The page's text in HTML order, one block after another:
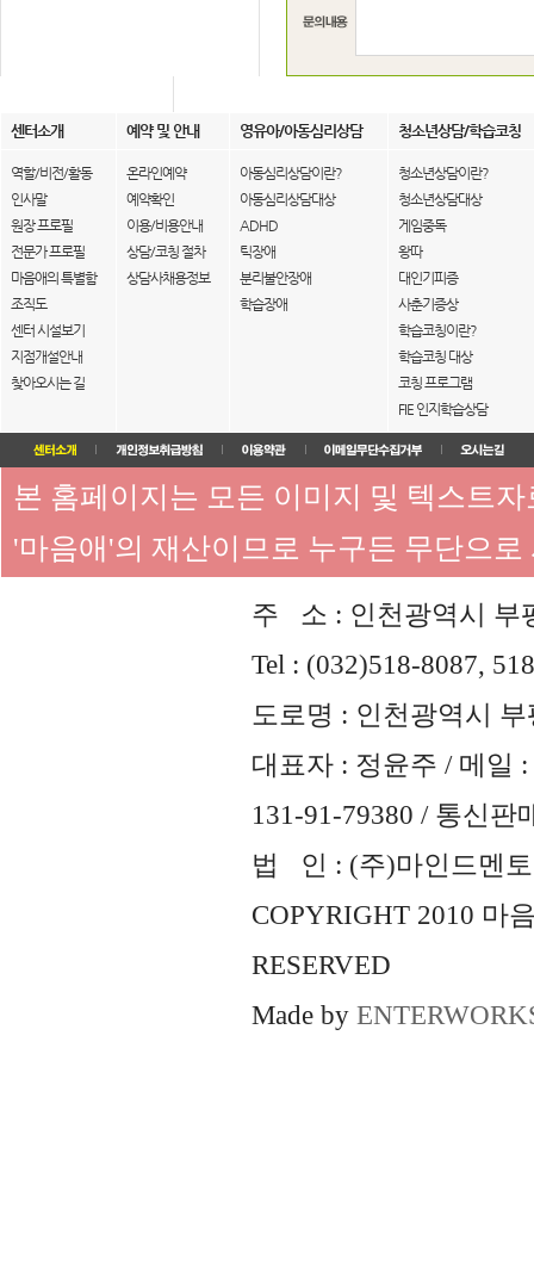
센터소개 예약 및 안내 영유아/아동심리상담 청소년상담/학습코칭
역할/비전/활동
인사말
원장 프로필
전문가 프로필
마음애의 특별함
조직도
센터 시설보기
지점개설안내
찾아오시는 길
온라인예약
예약확인
이용/비용안내
상담/코칭 절차
상담사채용정보
아동심리상담이란?
아동심리상담대상
ADHD
틱장애
분리불안장애
학습장애
청소년상담이란?
청소년상담대상
게임중독
왕따
대인기피증
사춘기증상
학습코칭이란?
학습코칭 대상
코칭 프로그램
FIE 인지학습상담
본 홈페이지는 모든 이미지 및 텍스트
'마음애'의 재산이므로 누구든 무단으
주 소 : 인천광역시 부
Tel : (032)518-8087,
도로명 : 인천광역시
대표자 : 정윤주 / 메일 :
131-91-79380 / 통신판
법 인 : (주)마인드멘토
COPYRIGHT 2010 마
RESERVED
Made by